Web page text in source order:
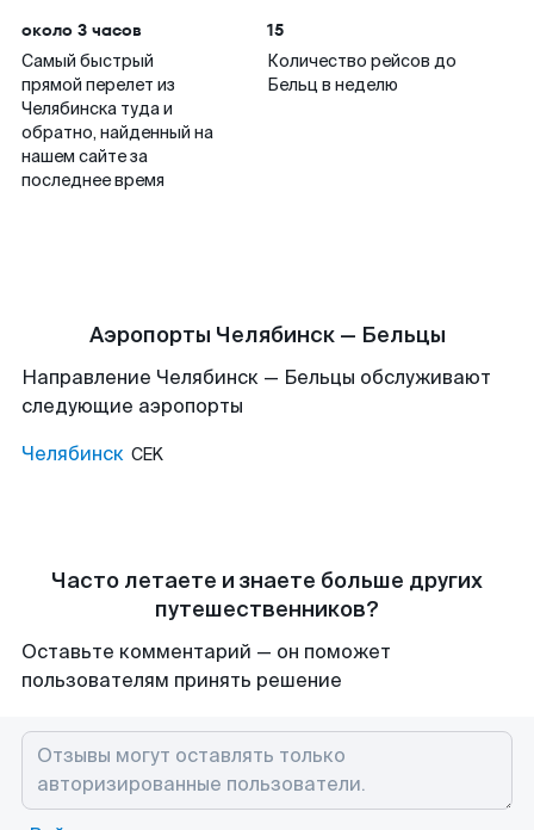
около 3 часов
Самый быстрый
прямой перелет из
Челябинска туда и
обратно, найденный на
нашем сайте за
последнее время
15
Количество рейсов до
Бельц в неделю
Аэропорты Челябинск — Бельцы
Направление Челябинск — Бельцы обслуживают
следующие аэропорты
Челябинск CEK
Часто летаете и знаете больше других
путешественников?
Оставьте комментарий — он поможет
пользователям принять решение